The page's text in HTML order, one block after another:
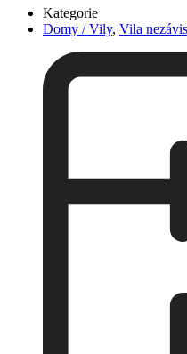
Kategorie
Domy / Vily,Vila